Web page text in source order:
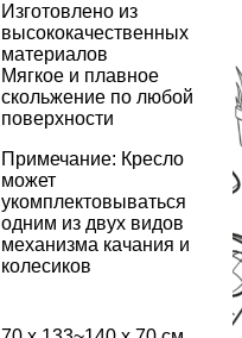
Изготовлено из
высококачественных
материалов
Мягкое и плавное
скольжение по любой
поверхности
Примечание: Кресло
может
укомплектовываться
одним из двух видов
механизма качания и
колесиков